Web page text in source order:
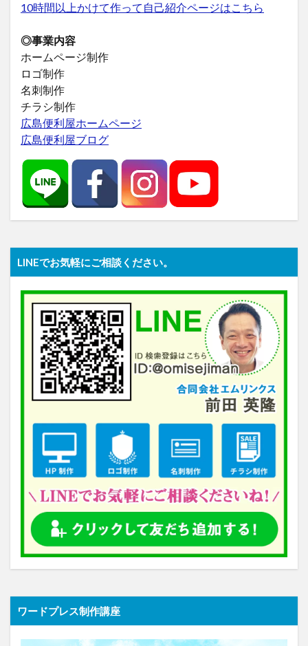
10時間以上かけて作って自己紹介ページはこちら
◎事業内容
ホームページ制作
ロゴ制作
名刺制作
チラシ制作
広島便利屋ホームページ
広島便利屋ブログ
LINEでお気軽にご相談ください。
ワードプレス制作講座